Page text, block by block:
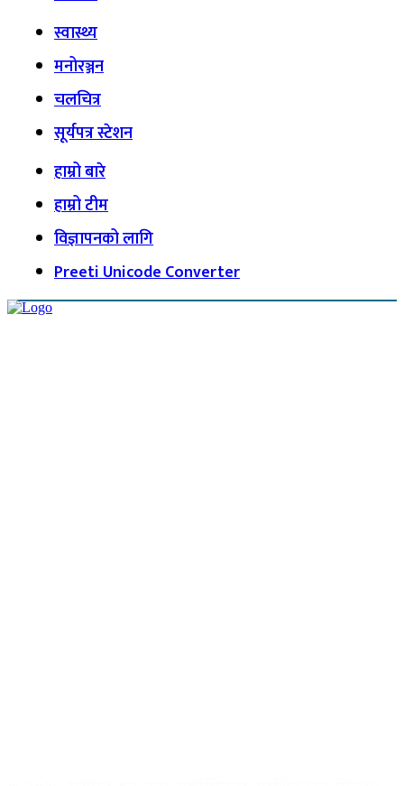
स्वास्थ्य
मनोरञ्जन
चलचित्र
सूर्यपत्र स्टेशन
हाम्रो बारे
हाम्रो टीम
विज्ञापनको लागि
Preeti Unicode Converter